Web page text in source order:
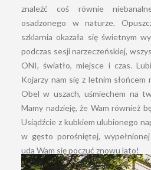
znaleźć coś równie
osadzonego w naturze.
szklarnia okazała się świetnym
podczas sesji narzeczeńskiej,
ONI, światło, miejsce i czas.
Kojarzy nam się z letnim słońcem
Obel w uszach, uśmiechem na
Mamy nadzieję, że Wam również
Usiądźcie z kubkiem ulubionego
w gęsto porośniętej,
uda Wam się poczuć znowu lato!